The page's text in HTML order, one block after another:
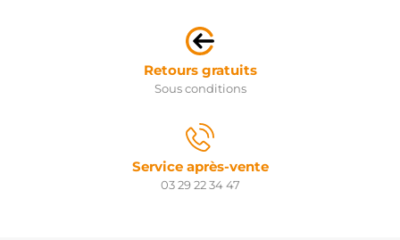
Retours gratuits
Sous conditions
Service après-vente
03 29 22 34 47